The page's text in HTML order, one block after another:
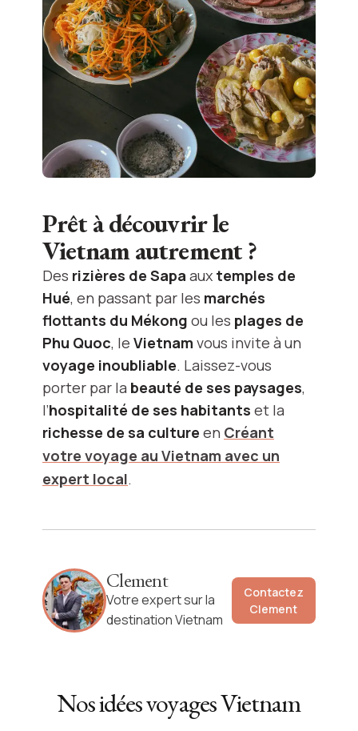
Prêt à découvrir le
Vietnam autrement ?
Des rizières de Sapa aux temples de
Hué, en passant par les marchés
flottants du Mékong ou les plages de
Phu Quoc, le Vietnam vous invite à un
voyage inoubliable. Laissez-vous
porter par la beauté de ses paysages,
l’hospitalité de ses habitants et la
richesse de sa culture en Créant
votre voyage au Vietnam avec un
expert local.
Clement
Votre expert sur la
destination Vietnam
Contactez
Clement
Nos idées voyagesVietnam